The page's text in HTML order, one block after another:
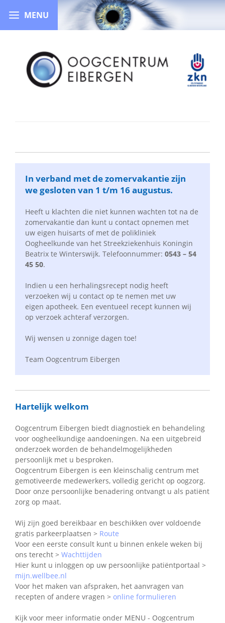
In verband met de zomervakantie zijn
we gesloten van 1 t/m 16 augustus.
Heeft u klachten die niet kunnen wachten tot na de
zomervakantie dan kunt u contact opnemen met
uw eigen huisarts of met de polikliniek
Oogheelkunde van het Streekziekenhuis Koningin
Beatrix te Winterswijk. Telefoonnummer: 0543 – 54
45 50.
Indien u een herhalingsrecept nodig heeft
verzoeken wij u contact op te nemen met uw
eigen apotheek. Een eventueel recept kunnen wij
op verzoek achteraf verzorgen.
Wij wensen u zonnige dagen toe!
Team Oogcentrum Eibergen
Hartelijk welkom
Oogcentrum Eibergen biedt diagnostiek en behandeling
voor oogheelkundige aandoeningen. Na een uitgebreid
onderzoek worden de behandelmogelijkheden
persoonlijk met u besproken.
Oogcentrum Eibergen is een kleinschalig centrum met
gemotiveerde medewerkers, volledig gericht op oogzorg.
Door onze persoonlijke benadering ontvangt u als patiënt
zorg op maat.
Wij zijn goed bereikbaar en beschikken over voldoende
gratis parkeerplaatsen > Route
Voor een eerste consult kunt u binnen enkele weken bij
ons terecht > Wachttijden
Hier kunt u inloggen op uw persoonlijke patiëntportaal >
mijn.wellbee.nl
Voor het maken van afspraken, het aanvragen van
recepten of andere vragen > online formulieren
Kijk voor meer informatie onder MENU - Oogcentrum